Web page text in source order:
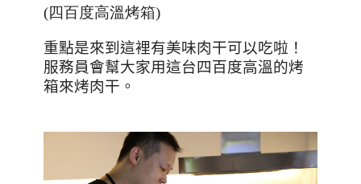
(四百度高溫烤箱)
重點是來到這裡有美味肉干可以吃啦！
服務員會幫大家用這台四百度高溫的烤
箱來烤肉干。